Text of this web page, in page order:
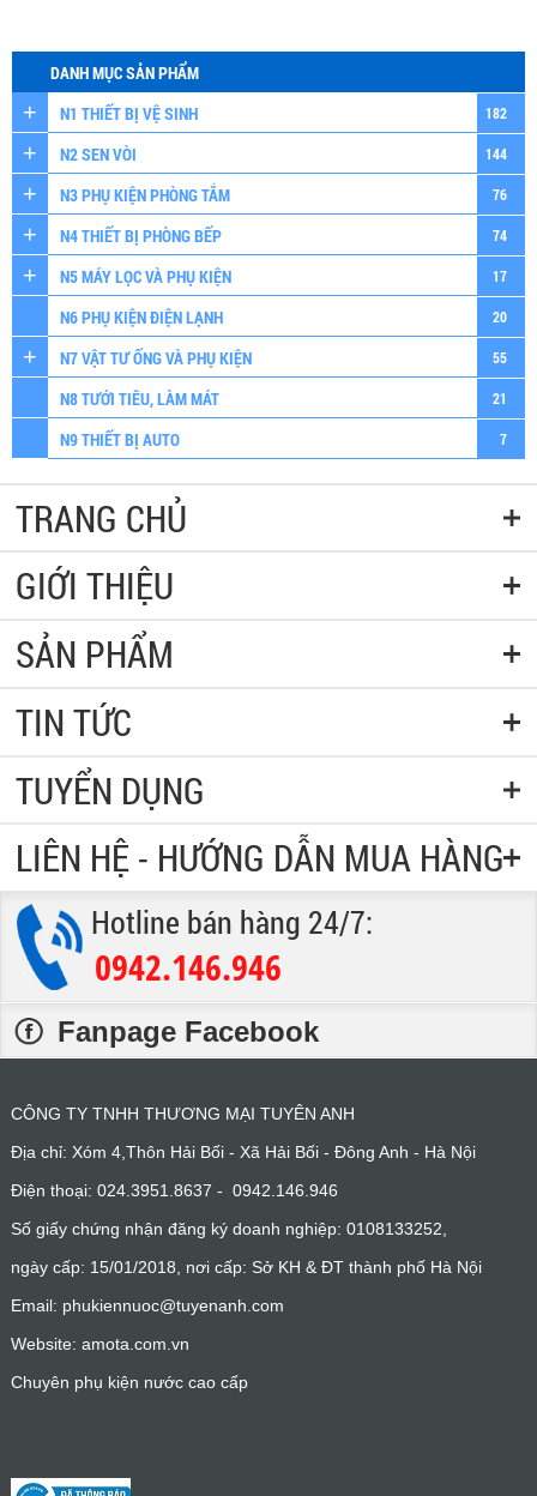
DANH MỤC SẢN PHẨM
N1 THIẾT BỊ VỆ SINH
182
N2 SEN VÒI 144
N3 PHỤ KIỆN PHÒNG TẮM 76
N4 THIẾT BỊ PHÒNG BẾP 74
N5 MÁY LỌC VÀ PHỤ KIỆN 17
N6 PHỤ KIỆN ĐIỆN LẠNH 20
N7 VẬT TƯ ỐNG VÀ PHỤ KIỆN 55
N8 TƯỚI TIÊU, LÀM MÁT 21
N9 THIẾT BỊ AUTO 7
TRANG CHỦ
GIỚI THIỆU
SẢN PHẨM
TIN TỨC
TUYỂN DỤNG
LIÊN HỆ - HƯỚNG DẪN MUA HÀNG
Hotline bán hàng 24/7:
0942.146.946
Fanpage Facebook
CÔNG TY TNHH THƯƠNG MẠI TUYÊN ANH
Địa chỉ: Xóm 4,Thôn Hải Bối - Xã Hải Bối - Đông Anh - Hà Nội
Điện thoại: 024.3951.8637 - 0942.146.946
Số giấy chứng nhận đăng ký doanh nghiệp: 0108133252,
ngày cấp: 15/01/2018, nơi cấp: Sở KH & ĐT thành phố Hà Nội
Email: phukiennuoc@tuyenanh.com
Website: amota.com.vn
Chuyên phụ kiện nước cao cấp